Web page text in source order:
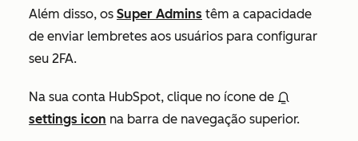
Além disso, os Super Admins têm a capacidade
de enviar lembretes aos usuários para configurar
seu 2FA.
Na sua conta HubSpot, clique no ícone de
settings icon na barra de navegação superior.